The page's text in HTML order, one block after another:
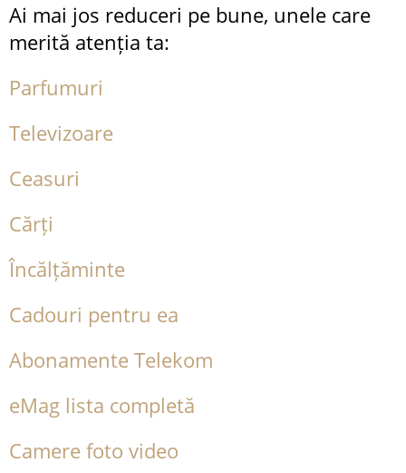
Ai mai jos reduceri pe bune, unele care
merită atenția ta:
Parfumuri
Televizoare
Ceasuri
Cărți
Încălțăminte
Cadouri pentru ea
Abonamente Telekom
eMag lista completă
Camere foto video